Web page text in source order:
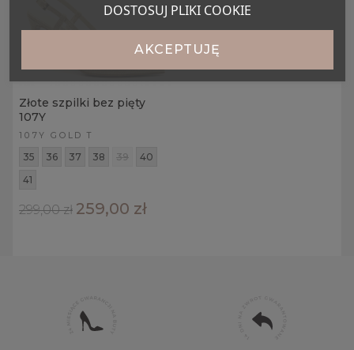
Złote szpilki bez pięty
107Y
107Y GOLD T
35 36 37 38 39
40
41
299,00 zł 259,00 zł
DOSTOSUJ PLIKI COOKIE
AKCEPTUJĘ